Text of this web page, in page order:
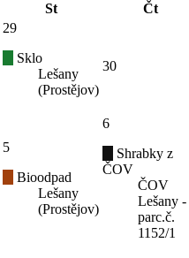
St
Čt
29
Sklo
Lešany
(Prostějov)
30
5
Bioodpad
Lešany
(Prostějov)
6
Shrabky z
ČOV
ČOV
Lešany -
parc.č.
1152/1